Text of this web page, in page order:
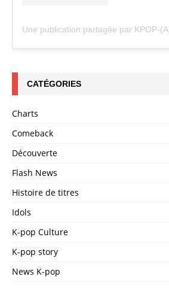
CATÉGORIES
Charts
Comeback
Découverte
Flash News
Histoire de titres
Idols
K-pop Culture
K-pop story
News K-pop